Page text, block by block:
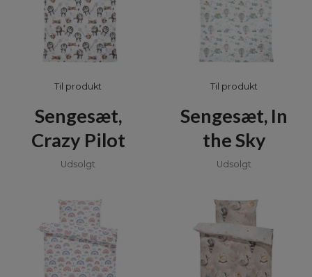
Til produkt
Sengesæt,
Crazy Pilot
Udsolgt
Til produkt
Sengesæt, In
the Sky
Udsolgt